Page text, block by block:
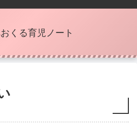
くる育児ノート